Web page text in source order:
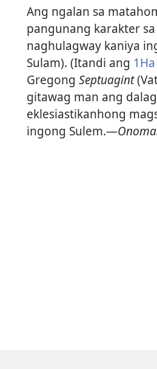
Ang ngalan sa
pangunang karakter sa
naghulagway kaniya
Sulam). (Itandi ang
Gregong Septuagint
gitawag man ang
eklesiastikanhong
ingong Sulem.​—